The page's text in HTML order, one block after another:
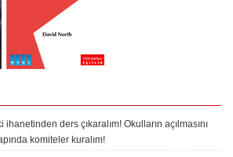
ihanetinden ders çıkaralım! Okulların açılmasını
komiteler kuralım!